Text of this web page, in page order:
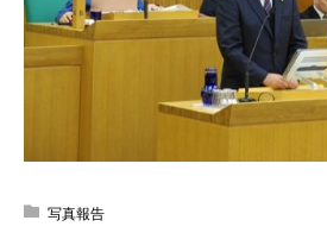
写真報告